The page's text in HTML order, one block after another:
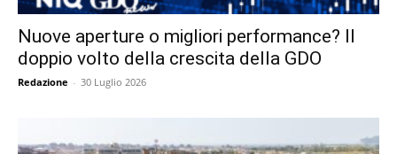
Nuove aperture o migliori performance? Il
doppio volto della crescita della GDO
Redazione - 30 Luglio 2026